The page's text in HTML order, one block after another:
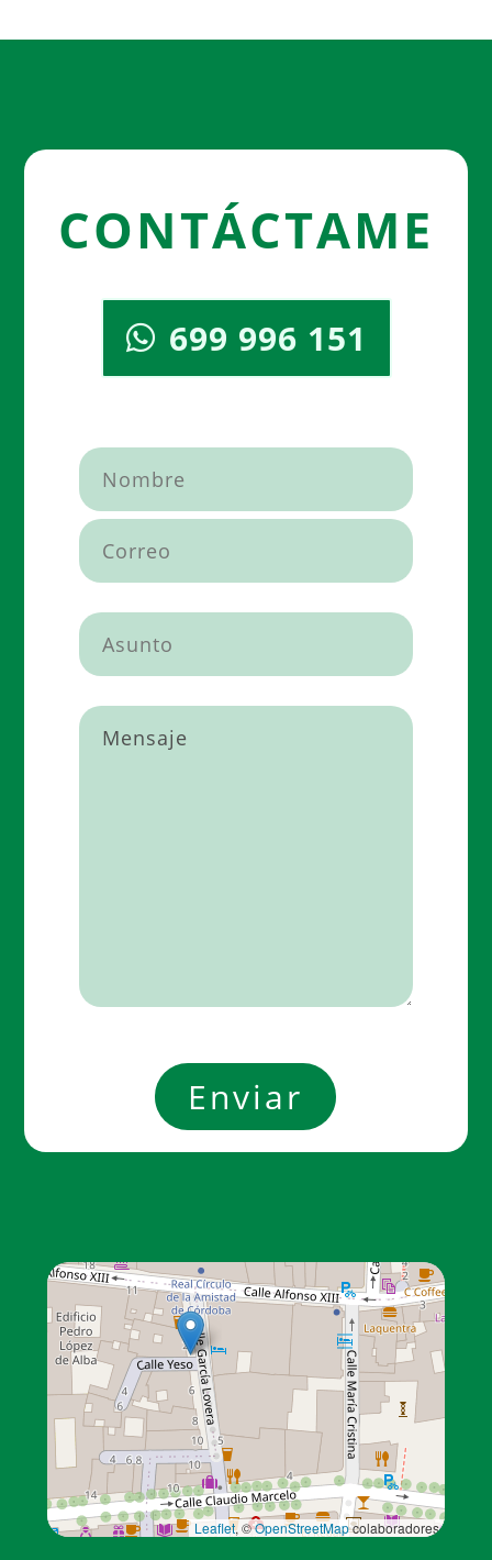
CONTÁCTAME
699 996 151
Por favor, deja este campo vacío.
Leaflet, ©OpenStreetMapcolaboradores